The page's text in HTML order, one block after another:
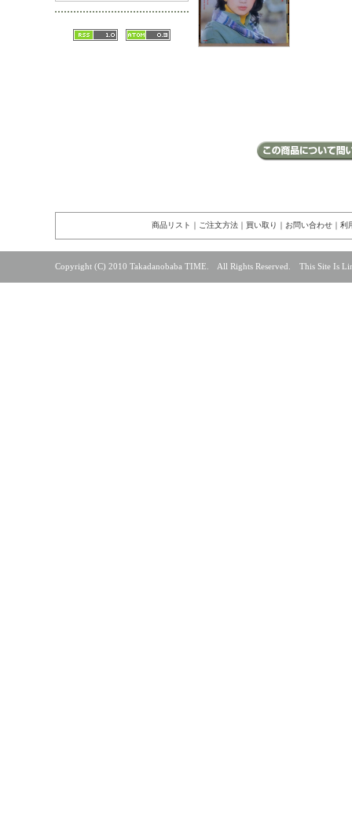
商品リスト ｜ ご注文方法｜ 買い取り ｜ お問い合わせ｜ 利
Copyright (C) 2010 Takadanobaba TIME. All Rights Reserved. This Site Is